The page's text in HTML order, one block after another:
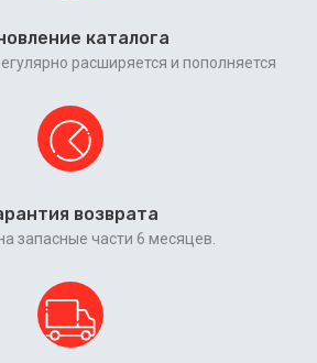
каталога
расширяется и пополняется
возврата
запасные части 6 месяцев.